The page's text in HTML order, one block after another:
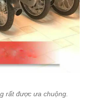
rất được ưa chuộng.